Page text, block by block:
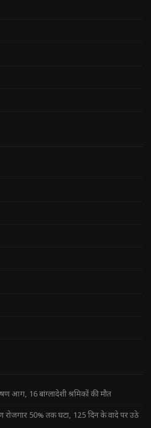
आग, 16 बांग्लादेशी श्रमिकों की मौत
रोजगार 50% तक घटा, 125 दिन के वादे पर उठे